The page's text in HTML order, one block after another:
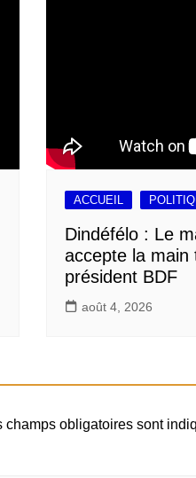
ACCUEIL
Dindéfélo : Le
accepte la main
président BDF
août 4, 2026
champs obligatoires sont